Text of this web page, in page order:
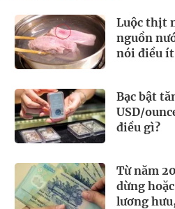
Luộc thịt
nguồn
nói điều
Bạc bật
USD/
điều gì?
Từ năm
dừng
lương